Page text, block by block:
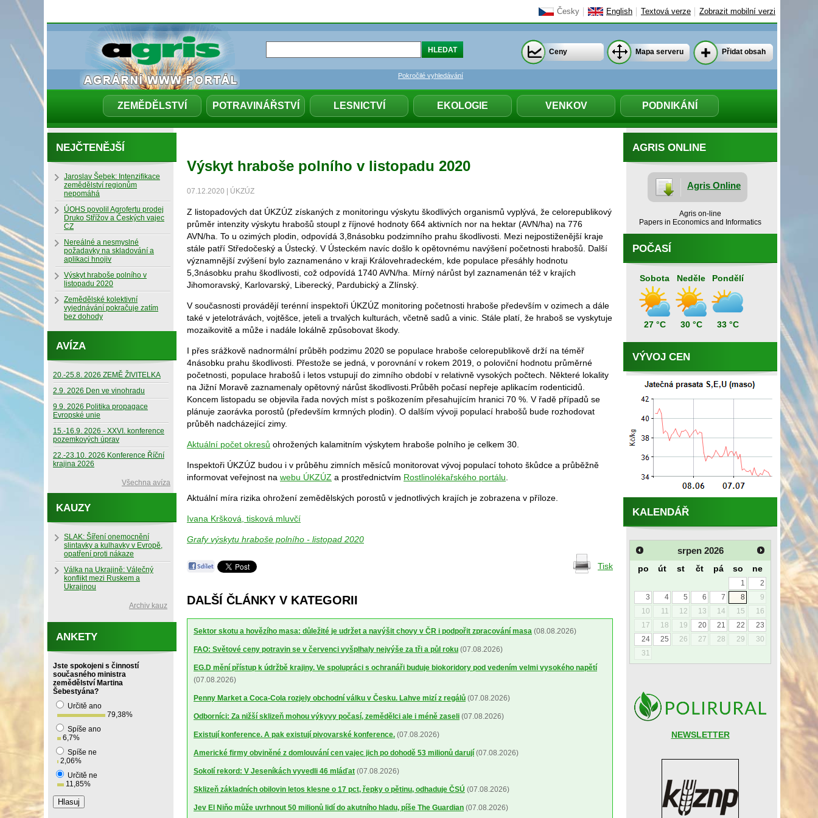
Česky English Textová verze Zobrazit mobilní verzi
ZEMĚDĚLSTVÍ POTRAVINÁŘSTVÍ LESNICTVÍ EKOLOGIE VENKOV PODNIKÁNÍ
Pokročilé vyhledávání
Ceny Mapa serveru Přidat obsah
Výskyt hraboše polního v listopadu 2020
07.12.2020 | ÚKZÚZ
Z listopadových dat ÚKZÚZ získaných z monitoringu výskytu škodlivých organismů vyplývá, že celorepublikový
průměr intenzity výskytu hrabošů stoupl z říjnové hodnoty 664 aktivních nor na hektar (AVN/ha) na 776
AVN/ha. To u ozimých plodin, odpovídá 3,8násobku podzimního prahu škodlivosti. Mezi nejpostiženější kraje
stále patří Středočeský a Ústecký. V Ústeckém navíc došlo k opětovnému navýšení početnosti hrabošů. Další
významnější zvýšení bylo zaznamenáno v kraji Královehradeckém, kde populace přesáhly hodnotu
5,3násobku prahu škodlivosti, což odpovídá 1740 AVN/ha. Mírný nárůst byl zaznamenán též v krajích
Jihomoravský, Karlovarský, Liberecký, Pardubický a Zlínský.
V současnosti provádějí terénní inspektoři ÚKZÚZ monitoring početnosti hraboše především v ozimech a dále
také v jetelotrávách, vojtěšce, jeteli a trvalých kulturách, včetně sadů a vinic. Stále platí, že hraboš se vyskytuje
mozaikovitě a může i nadále lokálně způsobovat škody.
I přes srážkově nadnormální průběh podzimu 2020 se populace hraboše celorepublikově drží na téměř
4násobku prahu škodlivosti. Přestože se jedná, v porovnání v rokem 2019, o poloviční hodnotu průměrné
početnosti, populace hrabošů i letos vstupují do zimního období v relativně vysokých počtech. Některé lokality
na Jižní Moravě zaznamenaly opětovný nárůst škodlivosti.Průběh počasí nepřeje aplikacím rodenticidů.
Koncem listopadu se objevila řada nových míst s poškozením přesahujícím hranici 70 %. V řadě případů se
plánuje zaorávka porostů (především krmných plodin). O dalším vývoji populací hrabošů bude rozhodovat
průběh nadcházející zimy.
Aktuální počet okresů ohrožených kalamitním výskytem hraboše polního je celkem 30.
Inspektoři ÚKZÚZ budou i v průběhu zimních měsíců monitorovat vývoj populací tohoto škůdce a průběžně
informovat veřejnost na webu ÚKZÚZ a prostřednictvím Rostlinolékařského portálu
Aktuální míra rizika ohrožení zemědělských porostů v jednotlivých krajích je zobrazena v příloze.
Ivana Kršková, tisková mluvčí
Grafy výskytu hraboše polního - listopad 2020
Tisk
DALŠÍ ČLÁNKY V KATEGORII
Sektor skotu a hovězího masa: důležité je udržet a navýšit chovy v ČR i podpořit zpracování masa (08.08.2026)
FAO: Světové ceny potravin se v červenci vyšplhaly nejvýše za tři a půl roku (07.08.2026)
EG.D mění přístup k údržbě krajiny. Ve spolupráci s ochranáři buduje biokoridory pod vedením velmi vysokého napětí
(07.08.2026)
Penny Market a Coca-Cola rozjely obchodní válku v Česku. Lahve mizí z regálů (07.08.2026)
Odborníci: Za nižší sklizeň mohou výkyvy počasí, zemědělci ale i méně zaseli (07.08.2026)
Existují konference. A pak existují pivovarské konference. (07.08.2026)
Americké firmy obviněné z domlouvání cen vajec jich po dohodě 53 milionů darují (07.08.2026)
Sokolí rekord: V Jeseníkách vyvedli 46 mláďat (07.08.2026)
Sklizeň základních obilovin letos klesne o 17 pct, řepky o pětinu, odhaduje ČSÚ (07.08.2026)
Jev El Niňo může uvrhnout 50 milionů lidí do akutního hladu, píše The Guardian (07.08.2026)
AGRIS ONLINE
Agris Online
Agris on-line
Papers in Economics and Informatics
POČASÍ
Sobota
27 °C
Neděle
30 °C
Pondělí
33 °C
VÝVOJ CEN
KALENDÁŘ
srpen 2026
po út st čt pá so ne
1
2
3
4 5 6 7 8
9
10
11 12 13 14 15
16
17
18 19 20 21 22
23
24
25 26 27 28 29
30
31
NEWSLETTER
NEJČTENĚJŠÍ
Jaroslav Šebek: Intenzifikace
zemědělství regionům
nepomáhá
ÚOHS povolil Agrofertu prodej
Druko Střížov a Českých vajec
CZ
Nereálné a nesmyslné
požadavky na skladování a
aplikaci hnojiv
Výskyt hraboše polního v
listopadu 2020
Zemědělské kolektivní
vyjednávání pokračuje zatím
bez dohody
AVÍZA
20.-25.8. 2026 ZEMĚ ŽIVITELKA
2.9. 2026 Den ve vinohradu
9.9. 2026 Politika propagace
Evropské unie
15.-16.9. 2026 - XXVI. konference
pozemkových úprav
22.-23.10. 2026 Konference Říční
krajina 2026
Všechna avíza
KAUZY
SLAK: Šíření onemocnění
slintavky a kulhavky v Evropě,
opatření proti nákaze
Válka na Ukrajině: Válečný
konflikt mezi Ruskem a
Ukrajinou
Archiv kauz
ANKETY
Jste spokojeni s činností
současného ministra
zemědělství Martina
Šebestyána?
Určitě ano
79,38%
Spíše ano
6,7%
Spíše ne
2,06%
Určitě ne
11,85%